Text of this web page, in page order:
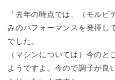
「去年の時点では、（モル
みのパフォーマンスを発揮し
でした。
（マシンについては）今の
ようですよ。今ので調子が良